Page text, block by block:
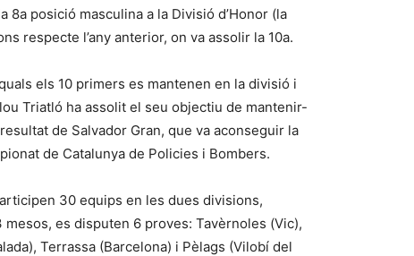
8a posició masculina a la Divisió d’Honor (la
respecte l’any anterior, on va assolir la 10a.
els 10 primers es mantenen en la divisió i
Triatló ha assolit el seu objectiu de mantenir-
de Salvador Gran, que va aconseguir la
de Catalunya de Policies i Bombers.
30 equips en les dues divisions,
es disputen 6 proves: Tavèrnoles (Vic),
Terrassa (Barcelona) i Pèlags (Vilobí del